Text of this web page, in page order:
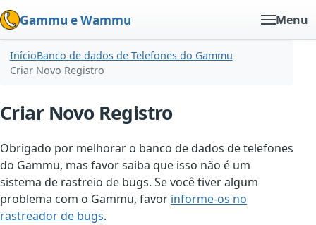
Gammu e Wammu Menu
InícioBanco de dados de Telefones do Gammu
Criar Novo Registro
Criar Novo Registro
Obrigado por melhorar o banco de dados de telefones
do Gammu, mas favor saiba que isso não é um
sistema de rastreio de bugs. Se você tiver algum
problema com o Gammu, favor informe-os no
rastreador de bugs.